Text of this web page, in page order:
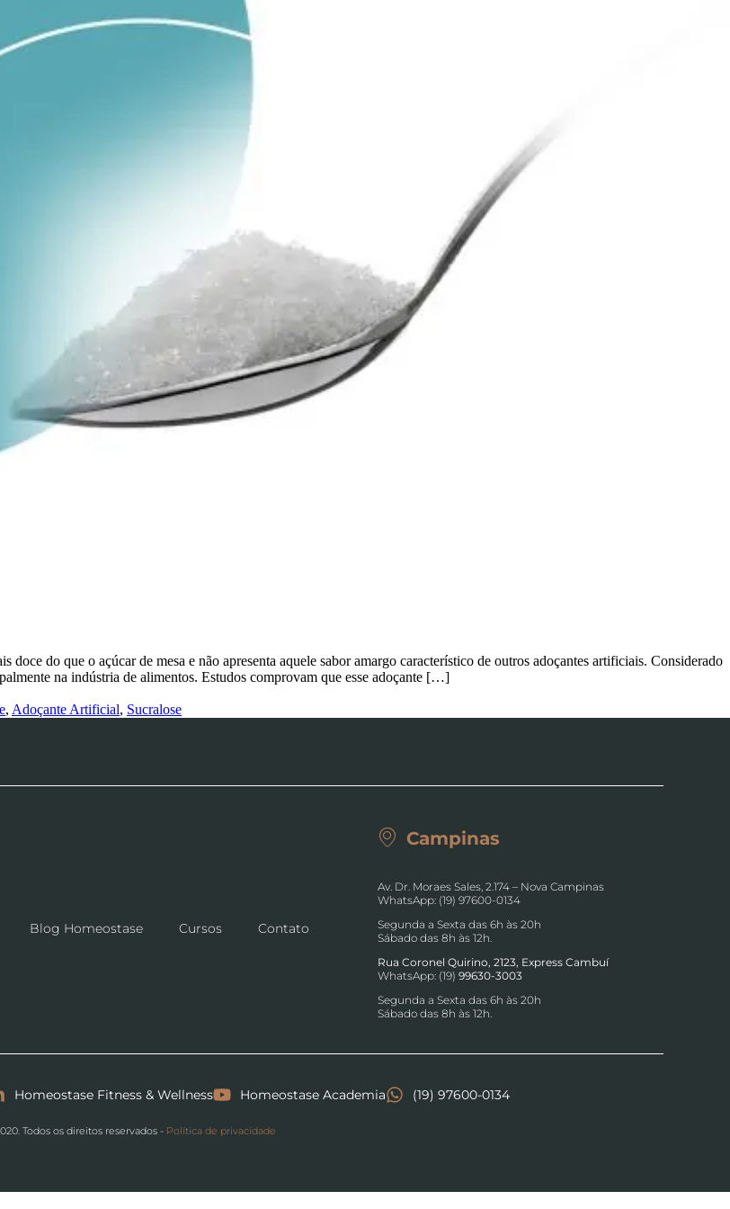
do que o açúcar de mesa e não apresenta aquele sabor amargo característico de outros adoçantes artificiais. Considerado
na indústria de alimentos. Estudos comprovam que esse adoçante […]
, Adoçante Artificial, Sucralose
Blog Homeostase Cursos Contato
Campinas
Av. Dr. Moraes Sales, 2.174 – Nova Campinas
WhatsApp: (19) 97600-0134
Segunda a Sexta das 6h às 20h
Sábado das 8h às 12h.
Rua Coronel Quirino, 2123, Express Cambuí
WhatsApp: (19) 99630-3003
Segunda a Sexta das 6h às 20h
Sábado das 8h às 12h.
Homeostase Fitness & Wellness Homeostase Academia (19) 97600-0134
Todos os direitos reservados - Política de privacidade